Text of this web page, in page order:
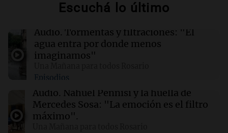
búsqueda
El Pentágono solicita a la industria de defensa
un aumento en la producción de armas
01:31 Ciencia
Reducir alimentos dulces no disminuye
antojos ni mejora la salud, según estudio
Escuchá lo último
Audio. Tormentas y filtraciones: "El
agua entra por donde menos
imaginamos"
Episodios
Audio. Nahuel Pennisi y la huella de
Mercedes Sosa: "La emoción es el filtro
máximo".